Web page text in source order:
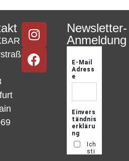
Newsletter-
Anmeldung